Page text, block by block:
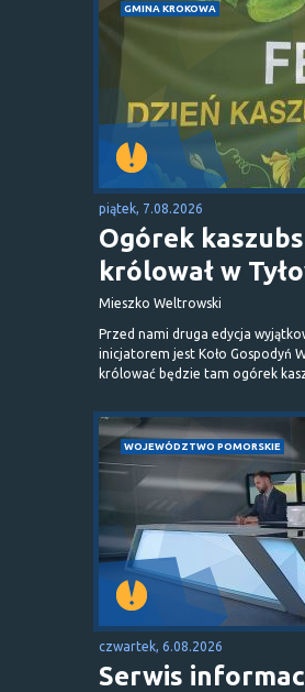
GMINA KROKOWA
piątek, 7.08.2026
Ogórek
królował w
Mieszko Weltrowski
Przed nami druga edycja
inicjatorem jest Koło Gospodyń
królować będzie tam ogórek
WOJEWÓDZTWO POMORSKIE
czwartek, 6.08.2026
Serwis